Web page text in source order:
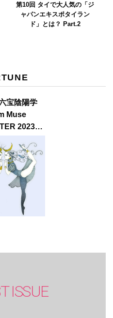
第10回 タイで大人気の「ジ
ャパンエキスポタイラン
ド」とは？ Part.2
宝陰陽学
Muse
2023
issue】
ISSUE